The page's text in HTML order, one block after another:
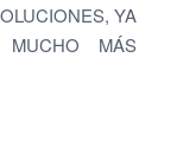
YA
MÁS